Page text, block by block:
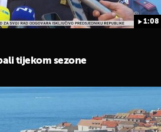
1:08
tijekom sezone